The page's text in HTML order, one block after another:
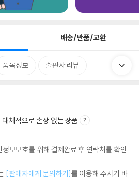
배송/반품/교환
품목정보 출판사 리뷰
체적으로 손상 없는 상품
보보호를 위해 결제완료 후 연락처를 확인
[판매자에게 문의하기]를 이용해 주시기 바